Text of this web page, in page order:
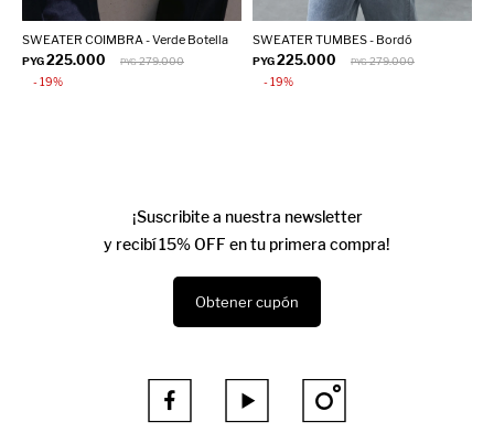
SWEATER COIMBRA - Verde Botella
PYG225.000 PYG 279.000
19
SWEATER TUMBES - Bordó
PYG225.000 PYG 279.000
19
¡Suscribite a nuestra newsletter
y recibí 15% OFF en tu primera compra!
Obtener cupón
  